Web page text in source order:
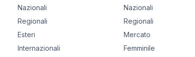
Nazionali
Regionali
Esteri
Internazionali
Nazionali
Regionali
Mercato
Femminile